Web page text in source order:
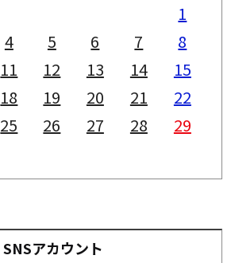
1
4 5 6 7
8
11 12 13 14
15
18 19 20 21
22
25 26 27 28
29
SNSアカウント